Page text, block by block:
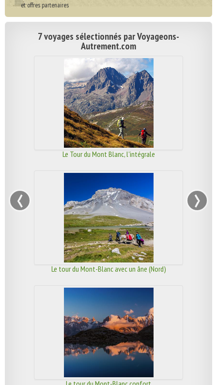
et offres partenaires
7 voyages sélectionnés par Voyageons-
Autrement.com
Le Tour du Mont Blanc, l'intégrale
Le tour du Mont-Blanc avec un âne (Nord)
‹ ›